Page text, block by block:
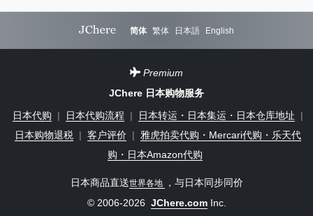
简体 繁体 日本語 English
Premium
JChere 日本购物服务
日本代购
| 日本代购流程 | 日本转运・日本集运・日本仓库地址
|
日本购物退税 | 客户评价 |
雅虎拍卖代购・Mercari代购・乐天代
购・日本Amazon代购
日本商品直送世界各地
，与日本同步同价
© 2006-2026 JChere.comInc.